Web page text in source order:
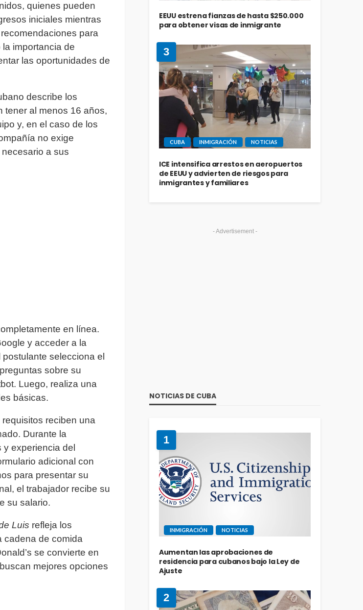
quienes pueden
iniciales mientras
para
importancia de
las oportunidades de
describe los
tener al menos 16 años,
y, en el caso de los
no exige
a sus
en línea.
y acceder a la
selecciona el
sobre su
Luego, realiza una
básicas.
reciben una
Durante la
experiencia del
adicional con
para presentar su
el trabajador recibe su
su salario.
Luis refleja los
cadena de comida
se convierte en
mejores opciones
EEUU estrena fianzas de hasta $250.000
para obtener visas de inmigrante
3
CUBA INMIGRACIÓN NOTICIAS
ICE intensifica arrestos en aeropuertos
de EEUU y advierten de riesgos para
inmigrantes y familiares
- Advertisement -
NOTICIAS DE CUBA
1
INMIGRACIÓN NOTICIAS
Aumentan las aprobaciones de
residencia para cubanos bajo la Ley de
Ajuste
2